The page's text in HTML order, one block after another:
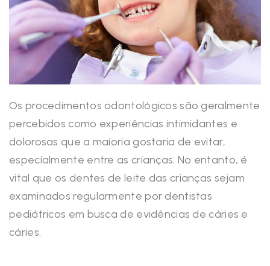
Os procedimentos odontológicos são geralmente
percebidos como experiências intimidantes e
dolorosas que a maioria gostaria de evitar,
especialmente entre as crianças. No entanto, é
vital que os dentes de leite das crianças sejam
examinados regularmente por dentistas
pediátricos em busca de evidências de cáries e
cáries.